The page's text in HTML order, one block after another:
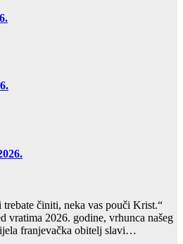
trebate činiti, neka vas pouči Krist.“
vratima 2026. godine, vrhunca našeg
franjevačka obitelj slavi…